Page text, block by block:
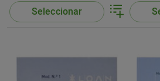
Seleccionar